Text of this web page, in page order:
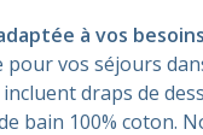
à vos
vos séjours
draps de
bain 100% coton.